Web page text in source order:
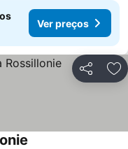
Ver preços
Partilhar